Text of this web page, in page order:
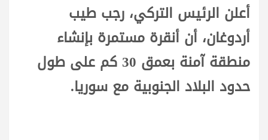
أعلن الرئيس التركي، رجب طيب
أردوغان، أن أنقرة مستمرة بإنشاء
منطقة آمنة بعمق 30 كم على طول
حدود البلاد الجنوبية مع سوريا.